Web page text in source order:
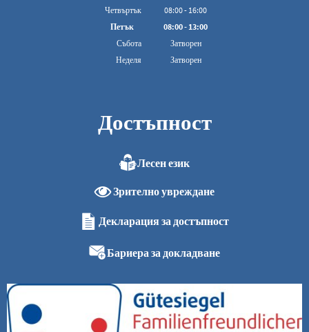
От 08:00 до 16:00
Четвъртък 08:00- 16:00
От 08:00 до 16:00
Петък 08:00- 13:00
Събота
Затворен
Неделя
Затворен
Достъпност
Лесен език
Зрително увреждане
Декларация за достъпност
Бариера за докладване